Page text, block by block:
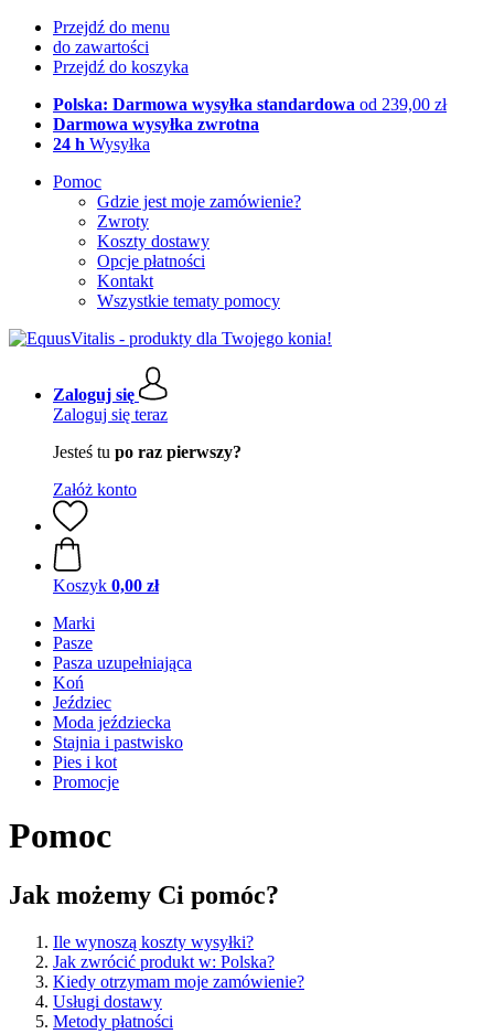
Przejdź do menu
do zawartości
Przejdź do koszyka
Polska: Darmowa wysyłka standardowa od 239,00 zł
Darmowa wysyłka zwrotna
24 h Wysyłka
Pomoc
Gdzie jest moje zamówienie?
Zwroty
Koszty dostawy
Opcje płatności
Kontakt
Wszystkie tematy pomocy
Zaloguj się
Zaloguj się teraz
Jesteś tu po raz pierwszy?
Załóż konto
Koszyk 0,00 zł
Marki
Pasze
Pasza uzupełniająca
Koń
Jeździec
Moda jeździecka
Stajnia i pastwisko
Pies i kot
Promocje
Pomoc
Jak możemy Ci pomóc?
Ile wynoszą koszty wysyłki?
Jak zwrócić produkt w: Polska?
Kiedy otrzymam moje zamówienie?
Usługi dostawy
Metody płatności